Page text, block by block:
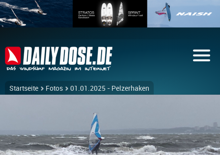
Startseite Fotos 01.01.2025 - Pelzerhaken